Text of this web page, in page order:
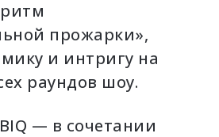
прожарки»,
и интригу на
раундов шоу.
— в сочетании